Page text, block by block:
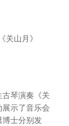
关山月》
琴演奏《关
示了音乐会
博士分别发